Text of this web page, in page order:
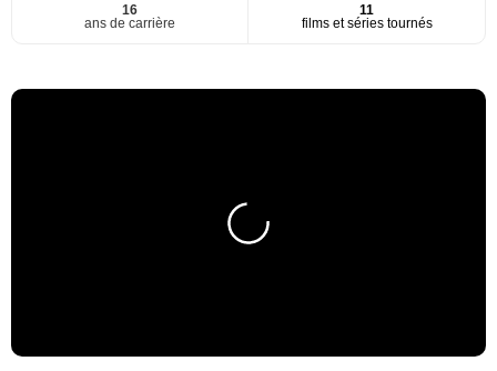
16
ans de carrière
11
films et séries tournés